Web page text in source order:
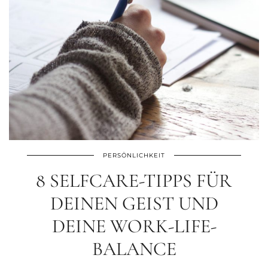
PERSÖNLICHKEIT
8 SELFCARE-TIPPS FÜR
DEINEN GEIST UND
DEINE WORK-LIFE-
BALANCE